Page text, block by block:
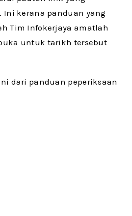
Ini kerana panduan yang
Tim Infokerjaya amatlah
untuk tarikh tersebut
dari panduan peperiksaan